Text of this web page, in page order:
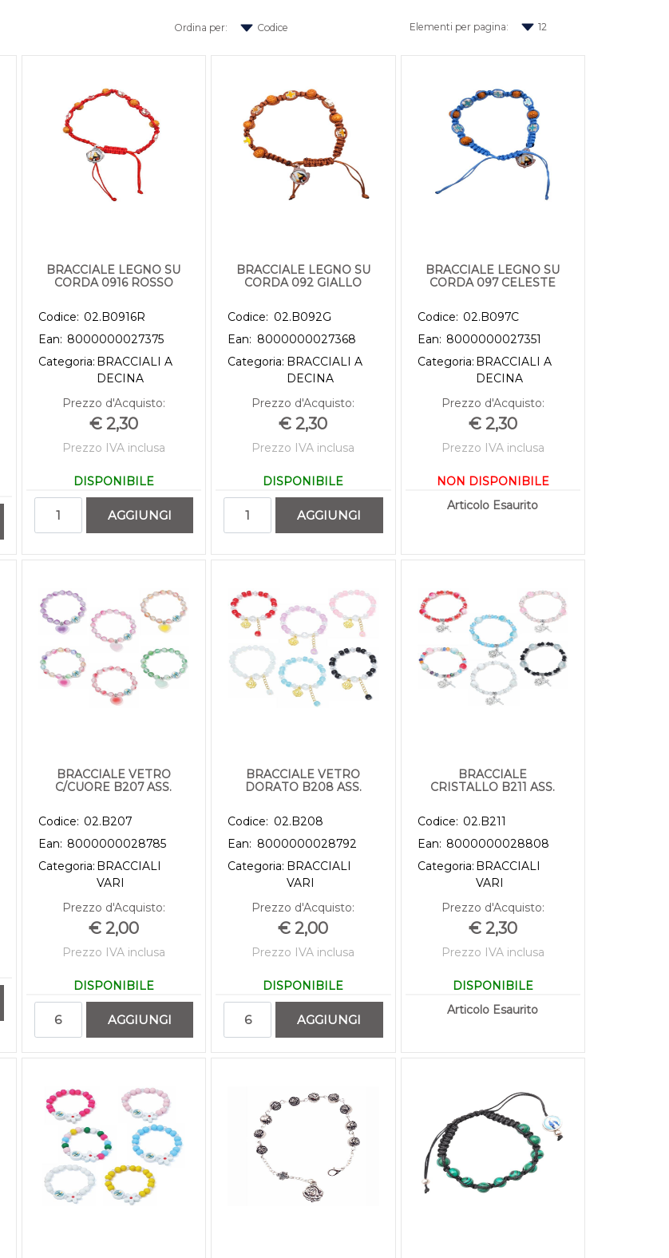
Ordina per: Elementi per pagina:
BRACCIALE LEGNO SU
CORDA 0916 ROSSO
Codice: 02.B0916R
Ean: 8000000027375
Categoria: BRACCIALI A
DECINA
Prezzo d'Acquisto:
€ 2,30
Prezzo IVA inclusa
DISPONIBILE
AGGIUNGI
BRACCIALE LEGNO SU
CORDA 092 GIALLO
Codice: 02.B092G
Ean: 8000000027368
Categoria: BRACCIALI A
DECINA
Prezzo d'Acquisto:
€ 2,30
Prezzo IVA inclusa
DISPONIBILE
AGGIUNGI
BRACCIALE LEGNO SU
CORDA 097 CELESTE
Codice: 02.B097C
Ean: 8000000027351
Categoria: BRACCIALI A
DECINA
Prezzo d'Acquisto:
€ 2,30
Prezzo IVA inclusa
NON DISPONIBILE
Articolo Esaurito
BRACCIALE VETRO
C/CUORE B207 ASS.
Codice: 02.B207
Ean: 8000000028785
Categoria: BRACCIALI
VARI
Prezzo d'Acquisto:
€ 2,00
Prezzo IVA inclusa
DISPONIBILE
AGGIUNGI
BRACCIALE VETRO
DORATO B208 ASS.
Codice: 02.B208
Ean: 8000000028792
Categoria: BRACCIALI
VARI
Prezzo d'Acquisto:
€ 2,00
Prezzo IVA inclusa
DISPONIBILE
AGGIUNGI
BRACCIALE
CRISTALLO B211 ASS.
Codice: 02.B211
Ean: 8000000028808
Categoria: BRACCIALI
VARI
Prezzo d'Acquisto:
€ 2,30
Prezzo IVA inclusa
DISPONIBILE
Articolo Esaurito